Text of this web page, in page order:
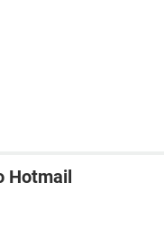
Hotmail